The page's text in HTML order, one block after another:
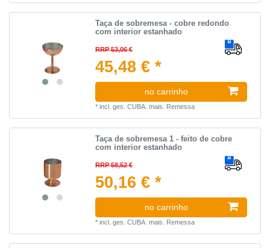
Taça de sobremesa - cobre redondo
com interior estanhado
RRP 53,06 €
45,48 € *
no carrinho
*incl. ges. CUBA. mais. Remessa
Taça de sobremesa 1 - feito de cobre
com interior estanhado
RRP 58,52 €
50,16 € *
no carrinho
*incl. ges. CUBA. mais. Remessa